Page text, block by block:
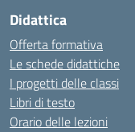
Didattica
Offerta formativa
Le schede didattiche
I progetti delle classi
Libri di testo
Orario delle lezioni